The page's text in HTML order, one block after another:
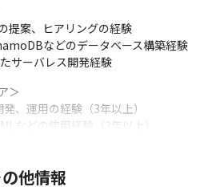
や条件を公開しています
持つ経営情報を効率よく収集した
いるところを高度化したい」という課
用したシステムの構築
域は非対応）の開発
提案、ヒアリングの経験
などのデータベース構築経験
サーバレス開発経験
＞
、運用の経験（3年以上）
などの使用経験（3年以上）
（3年以上）
想環境とGitの使用経験（1年以上）
他情報